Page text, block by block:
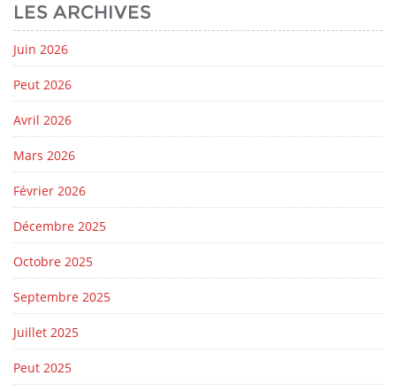
LES ARCHIVES
Juin 2026
Peut 2026
Avril 2026
Mars 2026
Février 2026
Décembre 2025
Octobre 2025
Septembre 2025
Juillet 2025
Peut 2025